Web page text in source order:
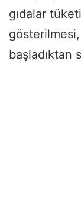
gıdalar
başladıktan